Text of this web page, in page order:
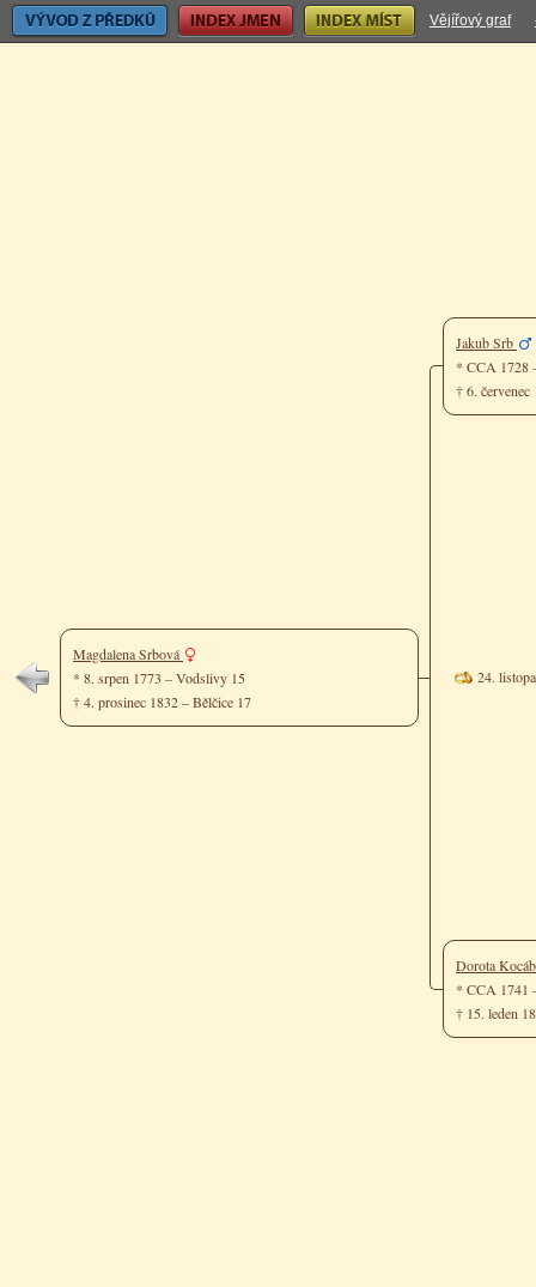
Vývod z předků Index jmen Index míst Vějířový graf
Magdalena Srbová
* 8. srpen 1773 – Vodslivy 15
† 4. prosinec 1832 – Bělčice 17
Jakub Srb
* CCA 1728
† 6.
24.
Dorota
* CCA 1741
† 15. leden